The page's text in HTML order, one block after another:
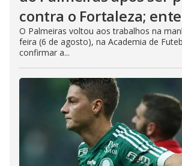
contra o Fortaleza;
O Palmeiras voltou aos trabalhos na
feira (6 de agosto), na Academia de
confirmar a...